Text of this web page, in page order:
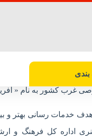
غرب کشور به نام «
هدف خدمات رسانی بهتر و
اداره کل فرهنگ و